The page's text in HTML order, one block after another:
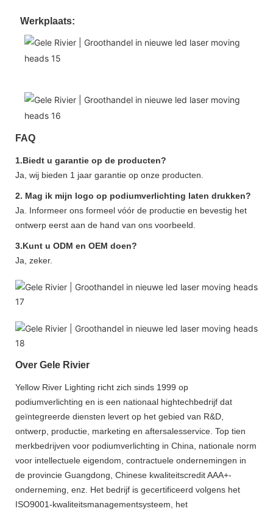
Werkplaats:
FAQ
1.Biedt u garantie op de producten?
Ja, wij bieden 1 jaar garantie op onze producten.
2. Mag ik mijn logo op podiumverlichting laten drukken?
Ja. Informeer ons formeel vóór de productie en bevestig het
ontwerp eerst aan de hand van ons voorbeeld.
3.Kunt u ODM en OEM doen?
Ja, zeker.
Over Gele Rivier
Yellow River Lighting richt zich sinds 1999 op
podiumverlichting en is een nationaal hightechbedrijf dat
geïntegreerde diensten levert op het gebied van R&D,
ontwerp, productie, marketing en aftersalesservice. Top tien
merkbedrijven voor podiumverlichting in China, nationale norm
voor intellectuele eigendom, contractuele ondernemingen in
de provincie Guangdong, Chinese kwaliteitscredit AAA+-
onderneming, enz. Het bedrijf is gecertificeerd volgens het
ISO9001-kwaliteitsmanagementsysteem, het